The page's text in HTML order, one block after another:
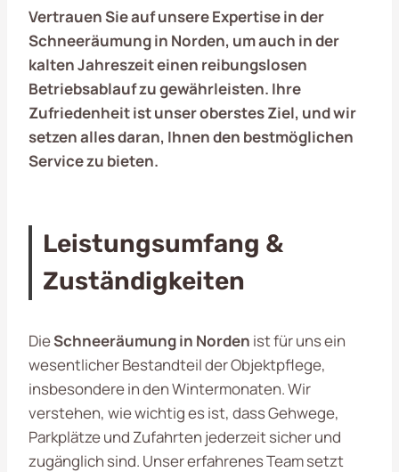
Vertrauen Sie auf unsere Expertise in der
Schneeräumung in Norden, um auch in der
kalten Jahreszeit einen reibungslosen
Betriebsablauf zu gewährleisten. Ihre
Zufriedenheit ist unser oberstes Ziel, und wir
setzen alles daran, Ihnen den bestmöglichen
Service zu bieten.
Leistungsumfang &
Zuständigkeiten
DieSchneeräumung in Norden ist für uns ein
wesentlicher Bestandteil der Objektpflege,
insbesondere in den Wintermonaten. Wir
verstehen, wie wichtig es ist, dass Gehwege,
Parkplätze und Zufahrten jederzeit sicher und
zugänglich sind. Unser erfahrenes Team setzt